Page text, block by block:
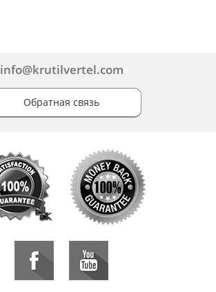
info@krutilvertel.com
Обратная связь